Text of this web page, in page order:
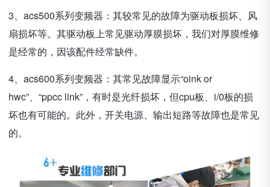
3、acs500系列变频器：其较常见的故障为驱动板损坏、风
扇损坏等。其驱动板上常见驱动厚膜损坏，我们对厚膜维修
是经常的，因该配件经常缺件。
4、acs600系列变频器：其常见故障显示“oink or
hwc”、“ppcc link”，有时是光纤损坏，但cpu板、i/0板的损
坏也有可能的。此外，开关电源、输出短路等故障也是常见
的。